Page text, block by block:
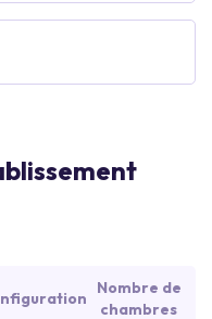
Nombre de
chambres